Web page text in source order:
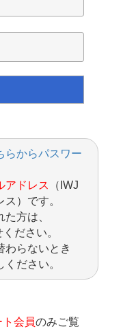
らからパスワー
アドレス
（IWJ
）です。
た方は、
ださい。
わらないとき
ださい。
会員のみご覧